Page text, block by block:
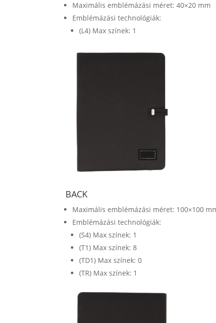
Maximális emblémázási méret: 40×20 mm
Emblémázási technológiák:
(L4) Max színek: 1
BACK
Maximális emblémázási méret: 100×100
Emblémázási technológiák:
(S4) Max színek: 1
(T1) Max színek: 8
(TD1) Max színek: 0
(TR) Max színek: 1